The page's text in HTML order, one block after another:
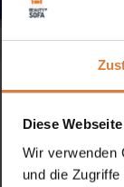
Diese
Wir verwenden
und die